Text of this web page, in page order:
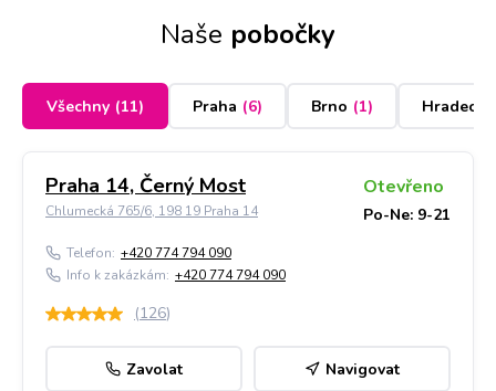
Naše pobočky
Všechny (11) Praha (6) Brno (1) Hradec
Praha 14, Černý Most
Chlumecká 765/6, 198 19 Praha 14
Otevřeno
Po-Ne: 9-21
Telefon: +420 774 794 090
Info k zakázkám: +420 774 794 090
(126)
Zavolat Navigovat